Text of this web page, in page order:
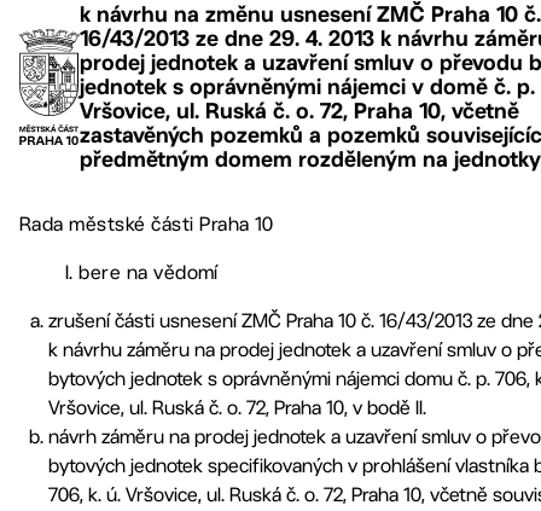
k návrhu na změnu usnesení ZMČ Praha 10 č.
16/43/2013 ze dne 29. 4. 2013 k návrhu
prodej jednotek a uzavření smluv o převodu
jednotek s oprávněnými nájemci v domě č. p.
Vršovice, ul. Ruská č. o. 72, Praha 10, včetně
zastavěných pozemků a pozemků
předmětným domem rozděleným na jednotky
Rada městské části Praha 10
I. bere na vědomí
zrušení části usnesení ZMČ Praha 10 č. 16/43/2013 ze dne
k návrhu záměru na prodej jednotek a uzavření smluv o
bytových jednotek s oprávněnými nájemci domu č. p. 706,
Vršovice, ul. Ruská č. o. 72, Praha 10, v bodě II.
návrh záměru na prodej jednotek a uzavření smluv o
bytových jednotek specifikovaných v prohlášení vlastníka
706, k. ú. Vršovice, ul. Ruská č. o. 72, Praha 10, včetně